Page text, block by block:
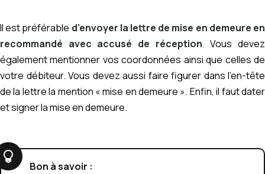
Il est préférable d’envoyer la lettre de mise en demeure en
recommandé avec accusé de réception. Vous devez
également mentionner vos coordonnées ainsi que celles de
votre débiteur. Vous devez aussi faire figurer dans l’en-tête
de la lettre la mention « mise en demeure ». Enfin, il faut dater
et signer la mise en demeure.
Bon à savoir :